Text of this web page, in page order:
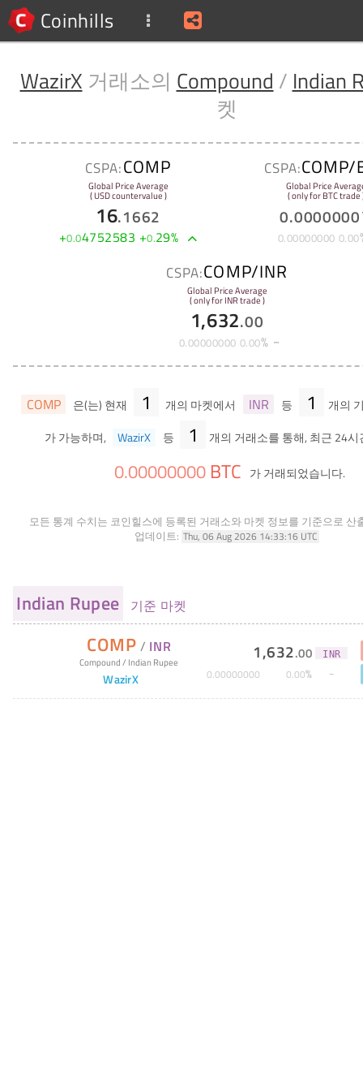
Coinhills
WazirX 거래소의 Compound / Indian
켓
CSPA:COMP
Global Price Average
( USD countervalue )
16.1662
+0.04752583 +0.29%
CSPA:COMP/
Global Price
( only for BTC trade
0.0000000
0.00000000 0.00
CSPA:COMP/INR
Global Price Average
( only for INR trade )
1,632.00
0.00000000 0.00%
COMP 은(는) 현재 1 개의 마켓에서 INR 등 1
개의
가 가능하며,
WazirX 등 1 개의 거래소를 통해, 최근 24
0.00000000 BTC 가 거래되었습니다.
모든 통계 수치는 코인힐스에 등록된 거래소와 마켓 정보를 기준으로 산
업데이트: Thu, 06 Aug 2026 14:33:16 UTC
Indian Rupee 기준 마켓
COMP / INR
Compound/ Indian Rupee
WazirX
1,632.00 INR
0.00000000 0.00%